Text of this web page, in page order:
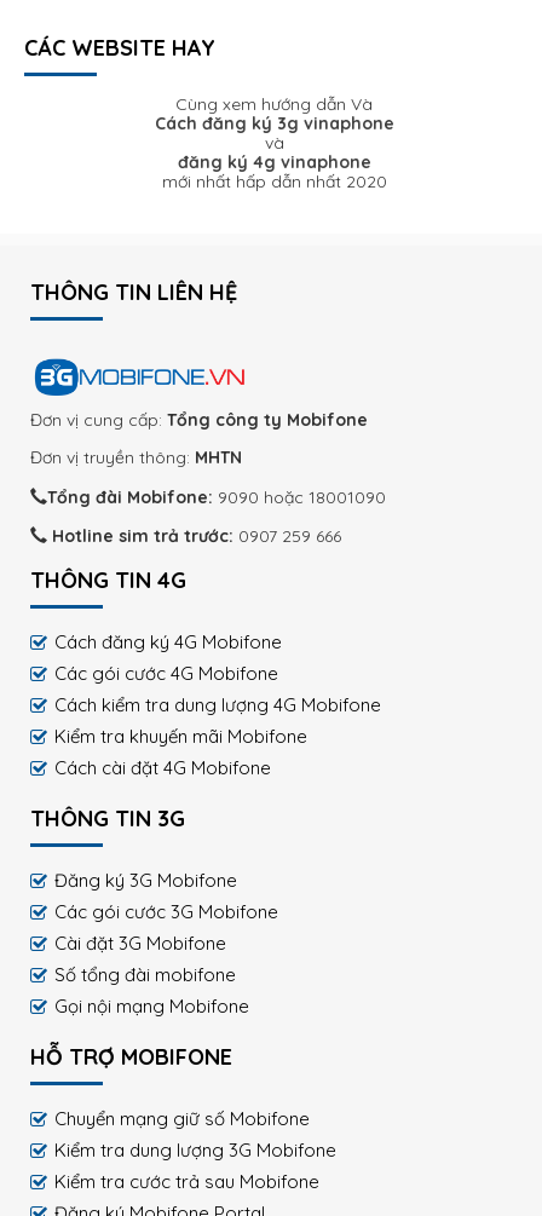
CÁC WEBSITE HAY
Cùng xem hướng dẫn Và
Cách đăng ký 3g vinaphone
và
đăng ký 4g vinaphone
mới nhất hấp dẫn nhất 2020
THÔNG TIN LIÊN HỆ
Đơn vị cung cấp: Tổng công ty Mobifone
Đơn vị truyền thông: MHTN
Tổng đài Mobifone: 9090 hoặc 18001090
Hotline sim trả trước: 0907 259 666
THÔNG TIN 4G
Cách đăng ký 4G Mobifone
Các gói cước 4G Mobifone
Cách kiểm tra dung lượng 4G Mobifone
Kiểm tra khuyến mãi Mobifone
Cách cài đặt 4G Mobifone
THÔNG TIN 3G
Đăng ký 3G Mobifone
Các gói cước 3G Mobifone
Cài đặt 3G Mobifone
Số tổng đài mobifone
Gọi nội mạng Mobifone
HỖ TRỢ MOBIFONE
Chuyển mạng giữ số Mobifone
Kiểm tra dung lượng 3G Mobifone
Kiểm tra cước trả sau Mobifone